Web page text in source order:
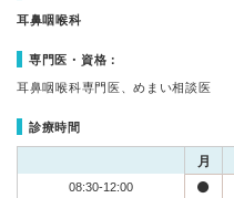
耳鼻咽喉科
専門医・資格：
耳鼻咽喉科専門医、めまい相談医
診療時間
月
08:30-12:00